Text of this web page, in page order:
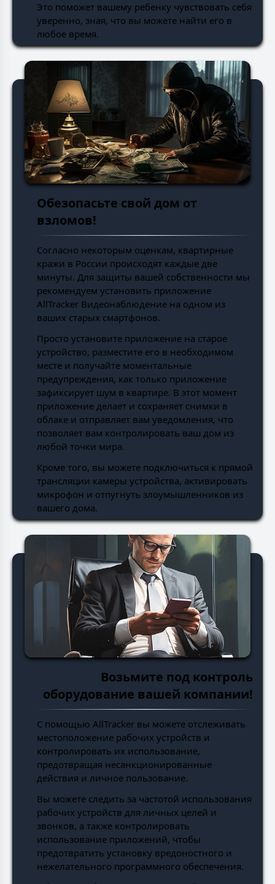
Это поможет вашему ребенку чувствовать себя
уверенно, зная, что вы можете найти его в
любое время.
Обезопасьте свой дом от
взломов!
Согласно некоторым оценкам, квартирные
кражи в России происходят каждые две
минуты. Для защиты вашей собственности мы
рекомендуем установить приложение
AllTracker Видеонаблюдение на одном из
ваших старых смартфонов.
Просто установите приложение на старое
устройство, разместите его в необходимом
месте и получайте моментальные
предупреждения, как только приложение
зафиксирует шум в квартире. В этот момент
приложение делает и сохраняет снимки в
облаке и отправляет вам уведомления, что
позволяет вам контролировать ваш дом из
любой точки мира.
Кроме того, вы можете подключиться к прямой
трансляции камеры устройства, активировать
микрофон и отпугнуть злоумышленников из
вашего дома.
Возьмите под контроль
оборудование вашей компании!
С помощью AllTracker вы можете отслеживать
местоположение рабочих устройств и
контролировать их использование,
предотвращая несанкционированные
действия и личное пользование.
Вы можете следить за частотой использования
рабочих устройств для личных целей и
звонков, а также контролировать
использование приложений, чтобы
предотвратить установку вредоностного и
нежелательного программного обеспечения.